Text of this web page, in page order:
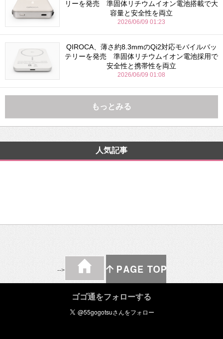
リーを発売 準固体リチウムイオン電池搭載で大
容量と安全性を両立
2026/06/09 01:23
QIROCA、薄さ約8.3mmのQi2対応モバイルバッ
テリーを発売 準固体リチウムイオン電池採用で
安全性と携帯性を両立
2026/06/09 01:08
もっとみる
人気記事
-->
ゴゴ通をフォローする